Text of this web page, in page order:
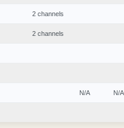
2 channels
2 channels
N/A N/A